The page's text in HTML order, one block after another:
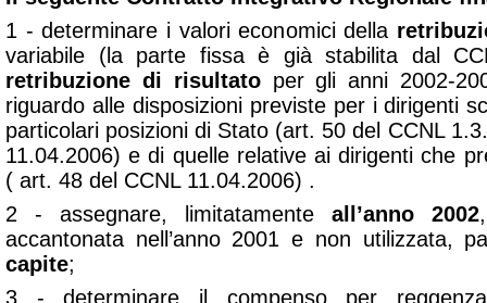
1 - determinare i valori economici della
variabile (la parte fissa è già stabilita dal
retribuzione di risultatoper gli anni 2002-
riguardo alle disposizioni previste per i dirigenti
particolari posizioni di Stato (art. 50 del CCNL
11.04.2006) e di quelle relative ai dirigenti che
( art. 48 del CCNL 11.04.2006) .
2 - assegnare, limitatamente all’anno 2002
accantonata nell’anno 2001 e non utilizzata,
capite;
3 - determinare il compenso per